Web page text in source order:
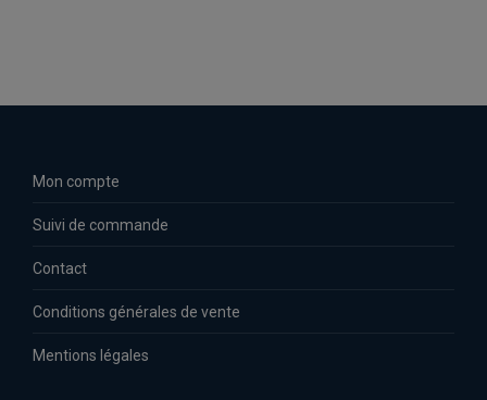
Mon compte
Suivi de commande
Contact
Conditions générales de vente
Mentions légales